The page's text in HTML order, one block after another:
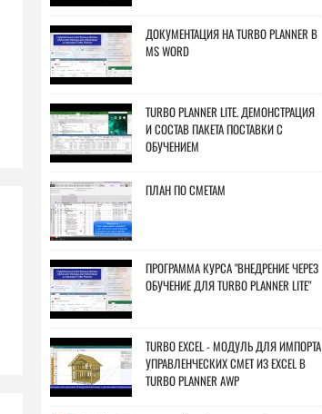
ДОКУМЕНТАЦИЯ НА TURBO PLANNER В
MS WORD
TURBO PLANNER LITE. ДЕМОНСТРАЦИЯ
И СОСТАВ ПАКЕТА ПОСТАВКИ С
ОБУЧЕНИЕМ
ПЛАН ПО СМЕТАМ
ПРОГРАММА КУРСА "ВНЕДРЕНИЕ ЧЕРЕЗ
ОБУЧЕНИЕ ДЛЯ TURBO PLANNER LITE"
TURBO EXCEL - МОДУЛЬ ДЛЯ ИМПОРТА
УПРАВЛЕНЧЕСКИХ СМЕТ ИЗ EXCEL В
TURBO PLANNER AWP